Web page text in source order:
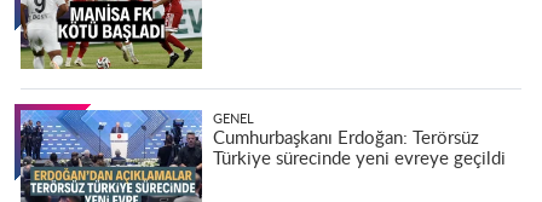
GENEL
Cumhurbaşkanı Erdoğan: Terörsüz
Türkiye sürecinde yeni evreye geçildi